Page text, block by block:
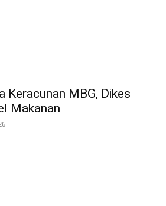
Keracunan MBG, Dikes
Makanan